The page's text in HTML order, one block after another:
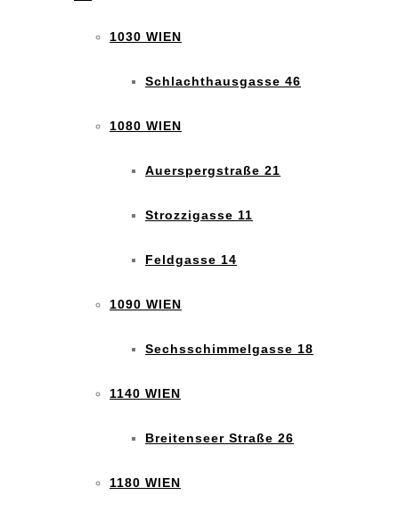
1030 WIEN
Schlachthausgasse 46
1080 WIEN
Auerspergstraße 21
Strozzigasse 11
Feldgasse 14
1090 WIEN
Sechsschimmelgasse 18
1140 WIEN
Breitenseer Straße 26
1180 WIEN